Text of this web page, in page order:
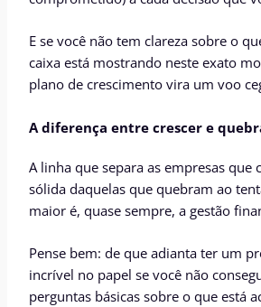
E se você não tem clareza sobre o
caixa está mostrando neste exato
plano de crescimento vira um voo
A diferença entre crescer e
A linha que separa as empresas que
sólida daquelas que quebram ao
maior é, quase sempre, a gestão
Pense bem: de que adianta ter um
incrível no papel se você não
perguntas básicas sobre o que está